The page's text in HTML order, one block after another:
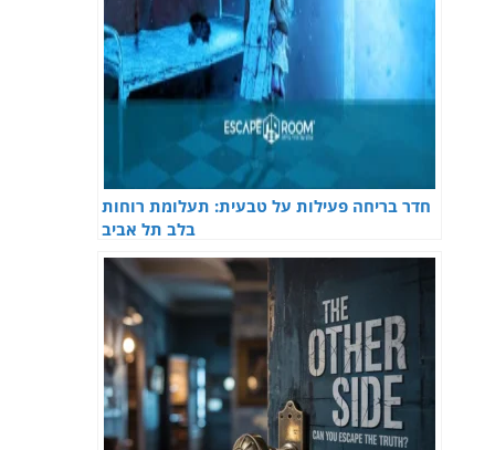
חדר בריחה פעילות על טבעית: תעלומת רוחות
בלב תל אביב